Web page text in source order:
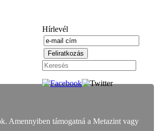
Hírlevél
Amennyiben támogatná a Metazint vagy